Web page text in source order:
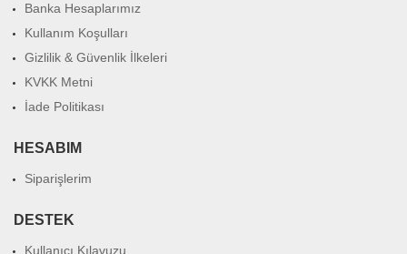
Banka Hesaplarımız
Kullanım Koşulları
Gizlilik & Güvenlik İlkeleri
KVKK Metni
İade Politikası
HESABIM
Siparişlerim
DESTEK
Kullanıcı Kılavuzu